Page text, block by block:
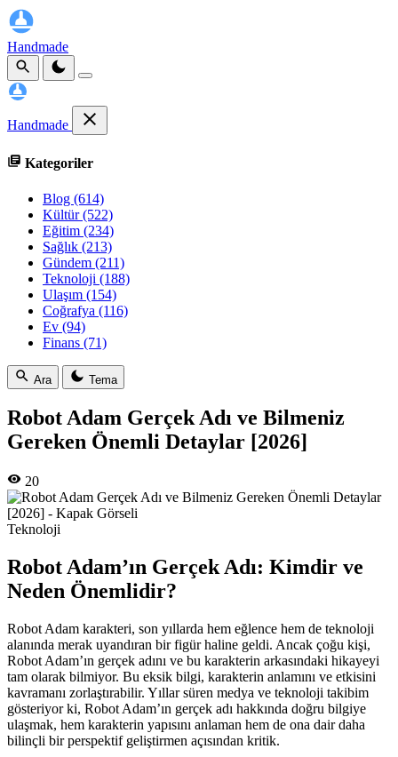
Handmade
Handmade
Kategoriler
Blog (614)
Kültür(522)
Eğitim (234)
Sağlık (213)
Gündem (211)
Teknoloji (188)
Ulaşım (154)
Coğrafya (116)
Ev (94)
Finans (71)
Ara Tema
Robot Adam Gerçek Adı ve Bilmeniz
Gereken Önemli Detaylar [2026]
20
Teknoloji
Robot Adam’ın Gerçek Adı: Kimdir ve
Neden Önemlidir?
Robot Adam karakteri, son yıllarda hem eğlence hem de teknoloji
alanında merak uyandıran bir figür haline geldi. Ancak çoğu kişi,
Robot Adam’ın gerçek adını ve bu karakterin arkasındaki hikayeyi
tam olarak bilmiyor. Bu eksik bilgi, karakterin anlamını ve etkisini
kavramanı zorlaştırabilir. Yıllar süren medya ve teknoloji takibim
gösteriyor ki, Robot Adam’ın gerçek adı hakkında doğru bilgiye
ulaşmak, hem karakterin yapısını anlaman hem de ona dair daha
bilinçli bir perspektif geliştirmen açısından kritik.